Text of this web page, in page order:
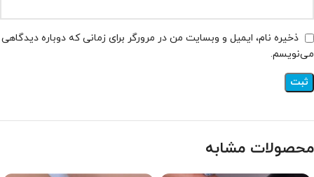
ذخیره نام، ایمیل و وبسایت من در مرورگر برای زمانی که دوباره دیدگاهی
می‌نویسم.
محصولات مشابه